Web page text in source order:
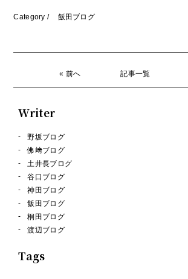
Category / 飯田ブログ
« 前へ 記事一覧
Writer
野坂ブログ
佛﨑ブログ
土井長ブログ
谷口ブログ
神田ブログ
飯田ブログ
桐田ブログ
渡辺ブログ
Tags